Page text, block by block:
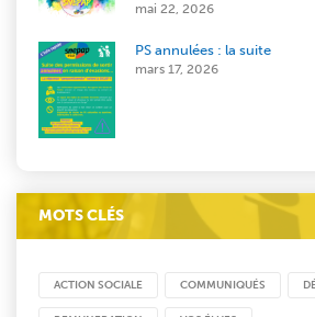
mai 22, 2026
PS annulées : la suite
mars 17, 2026
MOTS CLÉS
ACTION SOCIALE COMMUNIQUÉS